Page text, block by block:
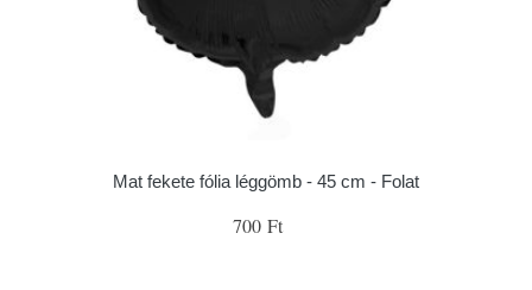
Mat fekete fólia léggömb - 45 cm - Folat
700 Ft